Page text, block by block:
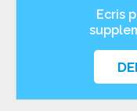
Ecris